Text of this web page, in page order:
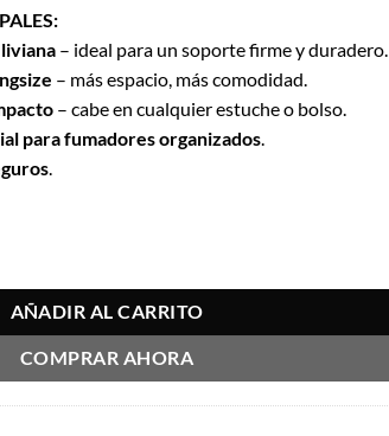
– ideal para un soporte firme y duradero.
– más espacio, más comodidad.
– cabe en cualquier estuche o bolso.
para fumadores organizados.
.
AÑADIR AL CARRITO
COMPRAR AHORA